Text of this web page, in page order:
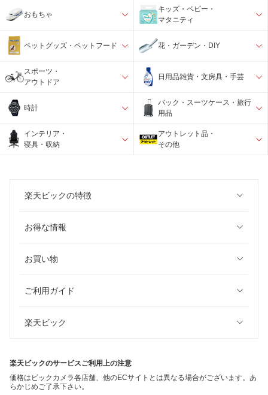
おもちゃ
キッズ・ベビー・
マタニティ
ペットグッズ・ペットフード 花・ガーデン・DIY
スポーツ・
アウトドア
日用品雑貨・文房具・手芸
時計
バック・スーツケース・旅行
用品
インテリア・
寝具・収納
アウトレット品・
その他
楽天ビックの特徴
お得な情報
お買い物
ご利用ガイド
楽天ビック
楽天ビックのサービスご利用上の注意
価格はビックカメラ各店舗、他のECサイトとは異なる場合がございます。あ
らかじめご了承下さい。